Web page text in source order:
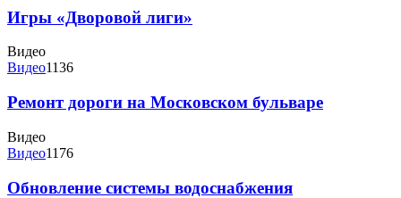
Игры «Дворовой лиги»
Видео
Видео1136
Ремонт дороги на Московском бульваре
Видео
Видео1176
Обновление системы водоснабжения